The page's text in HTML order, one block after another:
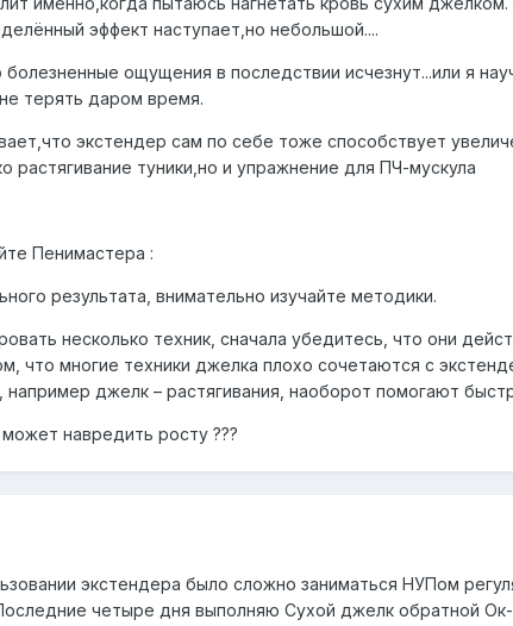
эффект наступает,но небольшой....
ощущения в последствии исчезнут...или я
терять даром время.
экстендер сам по себе тоже способствует
растягивание туники,но и упражнение для ПЧ-мускула
Пенимастера :
результата, внимательно изучайте методики.
несколько техник, сначала убедитесь, что они
что многие техники джелка плохо сочетаются с
например джелк – растягивания, наоборот помогают
может навредить росту ???
экстендера было сложно заниматься НУПом
четыре дня выполняю Сухой джелк обратной Ок-